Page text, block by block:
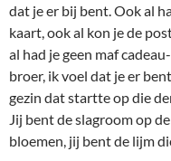
dat je er bij bent. Ook al
kaart, ook al kon je de
al had je geen maf
broer, ik voel dat je er
gezin dat startte op die
Jij bent de slagroom op
bloemen, jij bent de lijm